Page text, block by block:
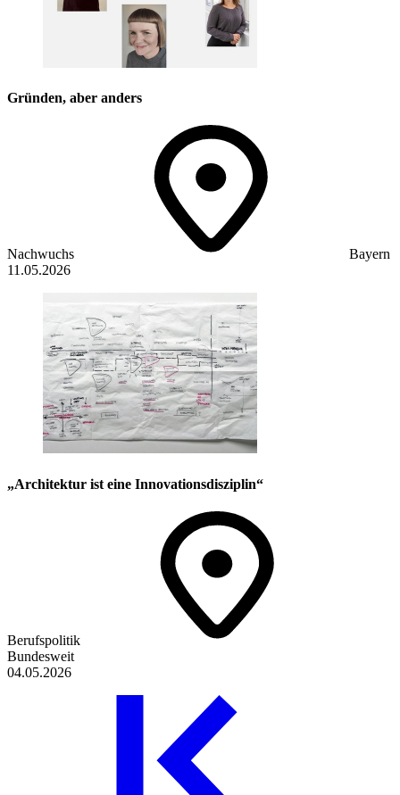
Gründen, aber anders
Nachwuchs
Bayern
11.05.2026
„Architektur ist eine Innovationsdisziplin“
Berufspolitik
Bundesweit
04.05.2026